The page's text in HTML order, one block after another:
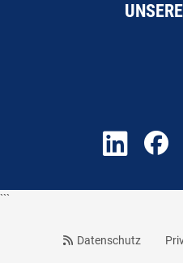
```
Datenschutz